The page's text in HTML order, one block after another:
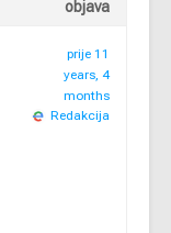
objava
prije 11
years, 4
months
Redakcija